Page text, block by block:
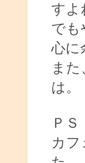
すよ
でも
心に
ま
は。
ＰＳ
カ